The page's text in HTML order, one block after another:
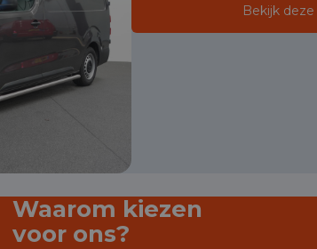
Bekijk
Waarom kiezen
voor ons?